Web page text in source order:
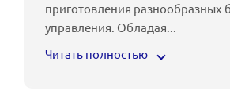
приготовления разнообразных
управления. Обладая...
Читать полностью